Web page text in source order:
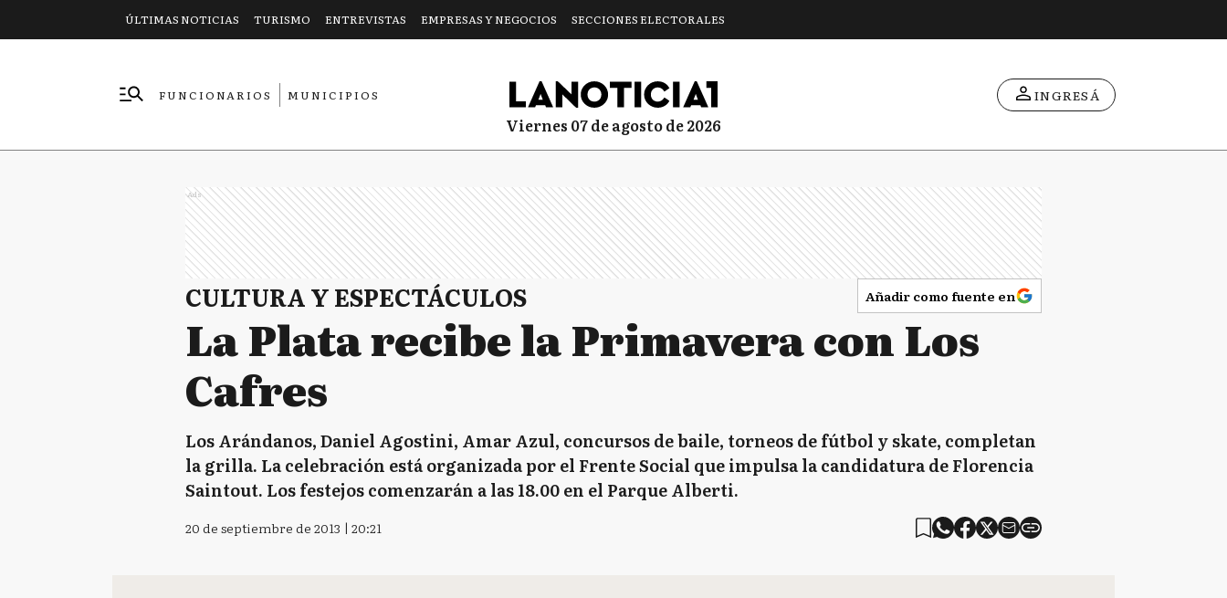
ÚLTIMAS NOTICIAS TURISMO ENTREVISTAS EMPRESAS Y NEGOCIOS SECCIONES ELECTORALES
FUNCIONARIOS
MUNICIPIOS
viernes 07 de agosto de 2026
INGRESÁ
Ads
CULTURA Y ESPECTÁCULOS Añadir como fuente en
La Plata recibe la Primavera con Los
Cafres
Los Arándanos, Daniel Agostini, Amar Azul, concursos de baile, torneos de fútbol y skate, completan
la grilla. La celebración está organizada por el Frente Social que impulsa la candidatura de Florencia
Saintout. Los festejos comenzarán a las 18.00 en el Parque Alberti.
20 de septiembre de 2013 | 20:21